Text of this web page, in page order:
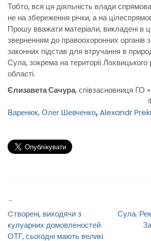
Тобто, вся ця діяльність влади
не на збереження річки, а на
Прошу вважати матеріали, викладені в
зверненням до правоохоронних органів
законних підстав для втручання в
Сула, зокрема на території
області.
Єлизавета Сачура, співзасновниця ГО
Варенюк,Олег Шевченко,Alexandr
Cтворені, виходячи з
кулуарних домовленостей
ОТГ, сьогодні мають великі
Сула.